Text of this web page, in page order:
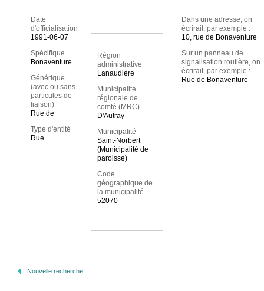
Date
d'officialisation
1991-06-07
Spécifique
Bonaventure
Générique
(avec ou sans
particules de
liaison)
Rue de
Type d'entité
Rue
Région
administrative
Lanaudière
Municipalité
régionale de
comté (MRC)
D'Autray
Municipalité
Saint-Norbert
(Municipalité de
paroisse)
Code
géographique de
la municipalité
52070
Dans une adresse, on
écrirait, par exemple :
10, rue de Bonaventure
Sur un panneau de
signalisation routière, on
écrirait, par exemple :
Rue de Bonaventure
Nouvelle recherche